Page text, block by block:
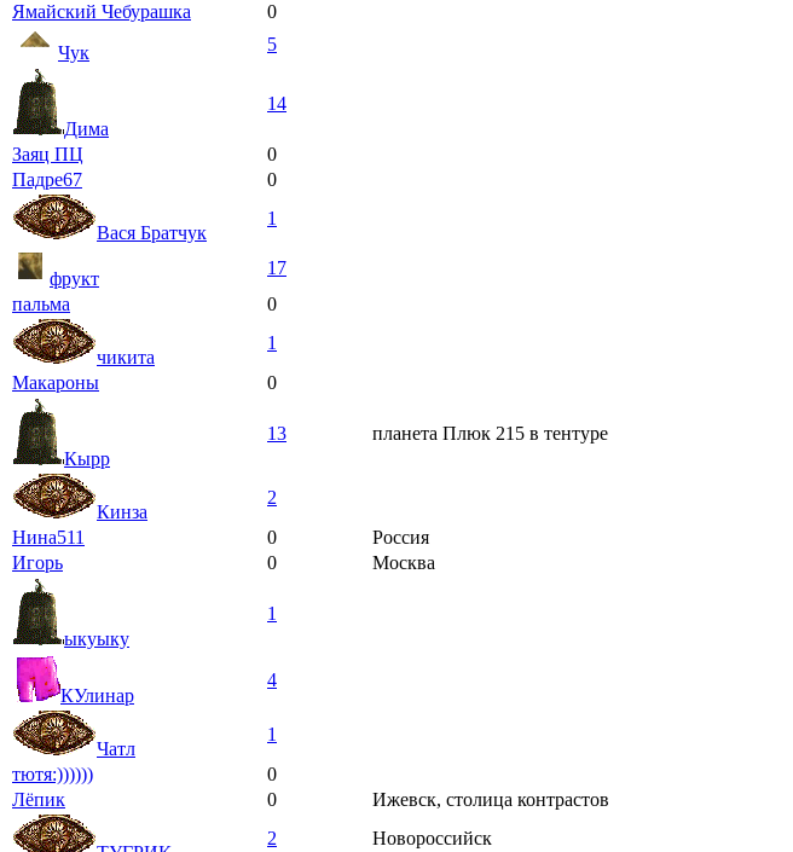
Ямайский Чебурашка
0
Чук
5
Дима
14
Заяц ПЦ 0
Падре67
0
Вася Братчук
1
фрукт
17
пальма
0
чикита
1
Макароны
0
Кырр
13 планета Плюк 215 в тентуре
Кинза
2
Нина511
0 Россия
Игорь
0 Москва
ыкуыку
1
КУлинар
4
Чатл
1
тютя:))))))
0
Лёпик
0 Ижевск, столица контрастов
2 Новороссийск